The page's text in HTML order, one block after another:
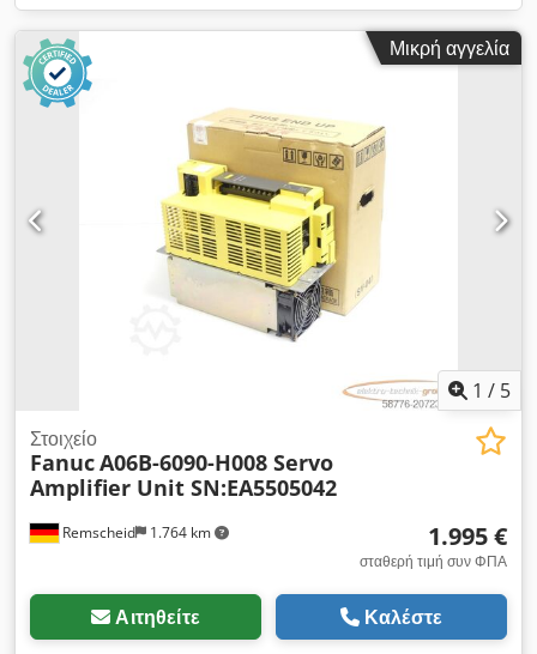
Μικρή αγγελία
1 / 5
Remscheid 1.764 km
Στοιχείο
FanucA06B-6090-H008 Servo
Amplifier Unit SN:EA5505042
1.995 €
σταθερή τιμή συν ΦΠΑ
Αιτηθείτε Καλέστε